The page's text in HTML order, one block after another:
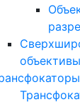
объективы